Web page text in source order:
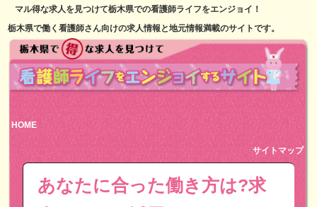
マル得な求人を見つけて栃木県での看護師ライフをエンジョイ！
栃木県で働く看護師さん向けの求人情報と地元情報満載のサイトです。
HOME
サイトマップ
あなたに合った働き方は?求